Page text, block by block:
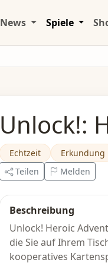
News Spiele
Unlock!:
Echtzeit Erkundung
Teilen
Melden
Beschreibung
Unlock! Heroic
die Sie auf Ihrem
kooperatives